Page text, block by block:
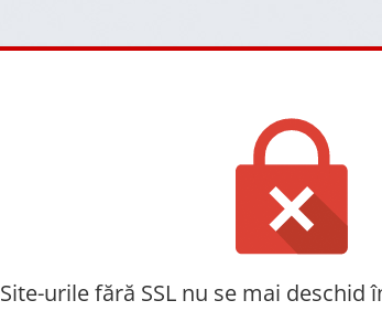
Site-urile fără SSL nu se mai deschid